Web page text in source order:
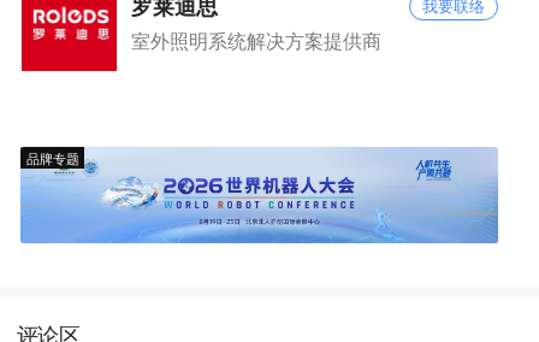
罗莱迪思 我要联络
室外照明系统解决方案提供商
品牌专题
评论区